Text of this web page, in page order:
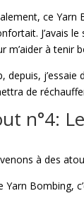
ce Yarn
J’avais
m’aider à tenir
depuis,
de
n°4:
à des
Yarn Bombing,